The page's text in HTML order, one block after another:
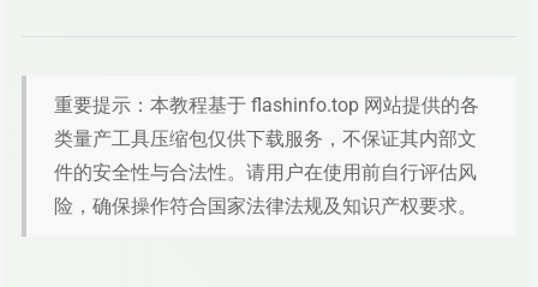
重要提示：本教程基于 flashinfo.top 网站提供的各
类量产工具压缩包仅供下载服务，不保证其内部文
件的安全性与合法性。请用户在使用前自行评估风
险，确保操作符合国家法律法规及知识产权要求。